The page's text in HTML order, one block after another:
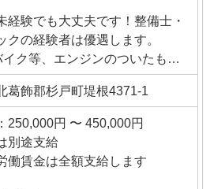
りだくさん！オートバイ雑誌の
ります。 スタッフの年齢は20～
く、アットホームな社内環境で
メカニックが優しくお教えしま
未経験の方でも安心してくださ
んたんなオイル交換やボルトの
、洗車などの作業から開始し、
たら車検場へ車検の取得も先輩
験でも大丈夫です！整備士・
クの経験者は優遇します。
ク等、エンジンのついたもの
ある方
と地道な作業が好きな方
リクエストに応えたい、誰かの
頑張れるという方
ぶ顔を見る事が好きな方
葛飾郡杉戸町堤根4371-1
250,000円 〜 450,000円
別途支給
働賃金は全額支給します